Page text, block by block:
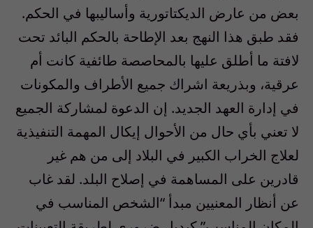
بعض من عارض الديكتاتورية وأساليبها في الحكم.
فقد طبق هذا النهج بعد الإطاحة بالحكم البائد تحت
لافتة ما أطلق عليها بالمحاصصة طائفية كانت أم
عرقية، وبذريعة اشراك جميع الأطراف والمكونات
في إدارة العهد الجديد. إن الدعوة لمشاركة الجميع
لا تعني بأي حال من الأحوال إيكال المهمة التنفيذية
لعلاج الخراب الكبير في البلاد إلى من هم غير
قادرين على المساهمة في إصلاح البلد. لقد غاب
عن أنظار المعنيين مبدأ “الشخص المناسب في